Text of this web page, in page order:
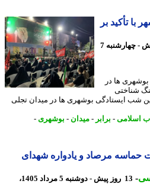
تأکید بر
11 روز پیش - چهارشنبه 7
ها در
بوشهری ها در میدان تجلی
-برابر- میدان- بوشهری-
مرصاد و یادواره شهدای
13 روز پیش - دوشنبه 5 مرداد 1405،